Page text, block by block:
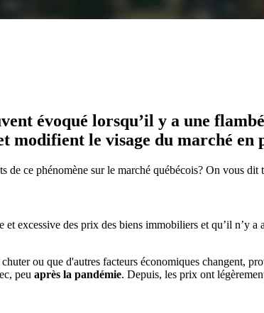
évoqué lorsqu’il y a une
modifient le visage du marché en
de ce phénomène sur le marché québécois? On vous dit
excessive des prix des biens immobiliers et qu’il n’y
ou que d'autres facteurs économiques changent,
peu après la pandémie. Depuis, les prix ont